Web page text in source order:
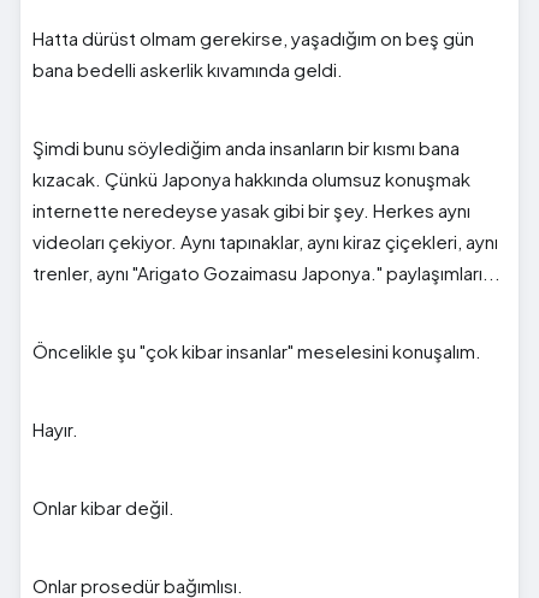
Hatta dürüst olmam gerekirse, yaşadığım on beş gün
bana bedelli askerlik kıvamında geldi.
Şimdi bunu söylediğim anda insanların bir kısmı bana
kızacak. Çünkü Japonya hakkında olumsuz konuşmak
internette neredeyse yasak gibi bir şey. Herkes aynı
videoları çekiyor. Aynı tapınaklar, aynı kiraz çiçekleri, aynı
trenler, aynı "Arigato Gozaimasu Japonya." paylaşımları...
Öncelikle şu "çok kibar insanlar" meselesini konuşalım.
Hayır.
Onlar kibar değil.
Onlar prosedür bağımlısı.